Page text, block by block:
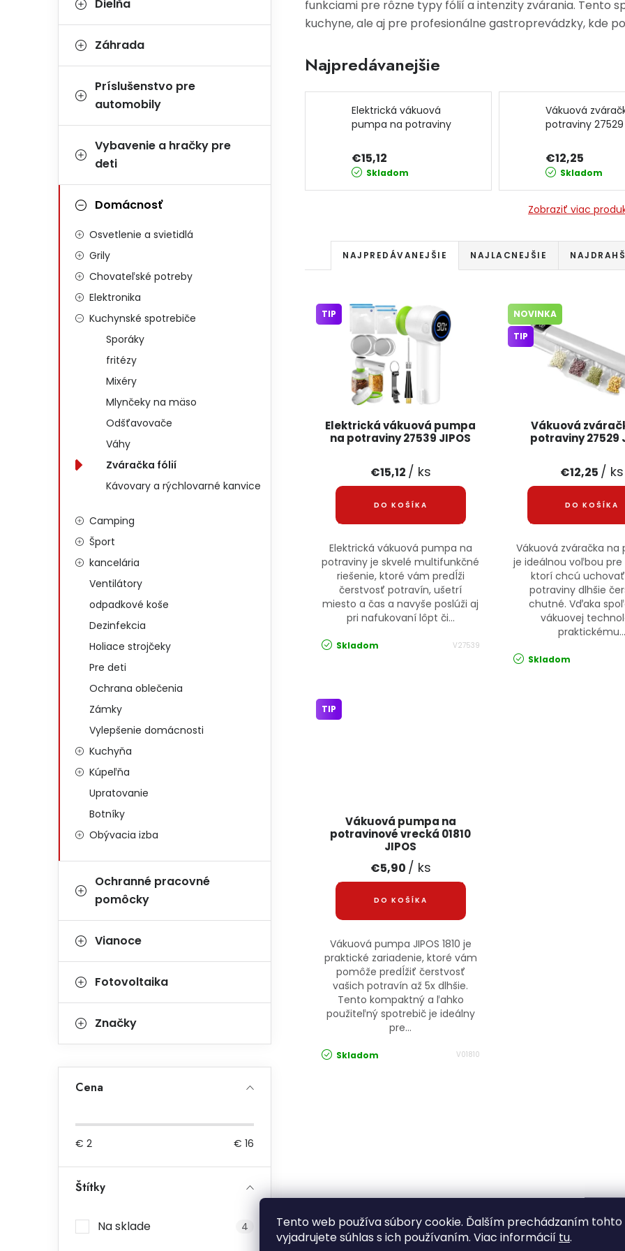
Tento web používa súbory cookie. Ďalším prechádzaním tohto
vyjadrujete súhlas s ich používaním. Viac informácií tu.
Dielňa
Záhrada
Príslušenstvo pre
automobily
Vybavenie a hračky pre
deti
Domácnosť
Osvetlenie a svietidlá
Grily
Chovateľské potreby
Elektronika
Kuchynské spotrebiče
Sporáky
fritézy
Mixéry
Mlynčeky na mäso
Odšťavovače
Váhy
Zváračka fólií
Kávovary a rýchlovarné kanvice
Camping
Šport
kancelária
Ventilátory
odpadkové koše
Dezinfekcia
Holiace strojčeky
Pre deti
Ochrana oblečenia
Zámky
Vylepšenie domácnosti
Kuchyňa
Kúpeľňa
Upratovanie
Botníky
Obývacia izba
Ochranné pracovné
pomôcky
Vianoce
Fotovoltaika
Značky
Cena
€ 2 € 16
Štítky
Na sklade 4
funkciami pre rôzne typy fólií a intenzity zvárania. Tento
kuchyne, ale aj pre profesionálne gastroprevádzky, kde
Najpredávanejšie
Elektrická vákuová
pumpa na potraviny
€15,12
Skladom
Vákuová
potraviny 27529
€12,25
Skladom
Zobraziť viac
Radenie produktov
NAJPREDÁVANEJŠIE NAJLACNEJŠIE
Výpis produktov
Elektrická vákuová pumpa
na potraviny 27539 JIPOS
TIP
€15,12 / ks
DO KOŠÍKA
Elektrická vákuová pumpa na
potraviny je skvelé multifunkčné
riešenie, ktoré vám predĺži
čerstvosť potravín, ušetrí
miesto a čas a navyše poslúži aj
pri nafukovaní lôpt či...
Skladom V27539
Vákuová
potraviny 27529
NOVINKA
TIP
€12,25 / ks
DO KOŠÍKA
Vákuová zváračka na
je ideálnou voľbou
ktorí chcú
potraviny dlhšie
chutné. Vďaka
vákuovej
Skladom
Vákuová pumpa na
potravinové vrecká 01810
JIPOS
TIP
€5,90 / ks
DO KOŠÍKA
Vákuová pumpa JIPOS 1810 je
praktické zariadenie, ktoré vám
pomôže predĺžiť čerstvosť
vašich potravín až 5x dlhšie.
Tento kompaktný a ľahko
použiteľný spotrebič je ideálny
pre...
Skladom V01810